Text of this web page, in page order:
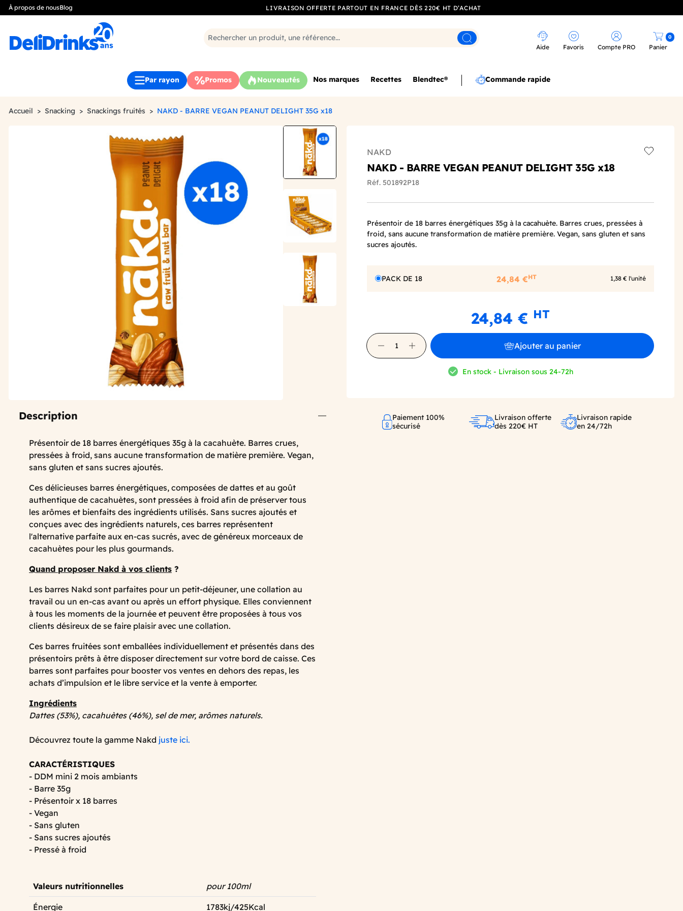
À propos de nousBlog LIVRAISON OFFERTE PARTOUT EN FRANCE DÈS 220€ HT D’ACHAT
Rechercher
Aide Favoris Compte PRO Panier
0
Par rayon Promos Nouveautés Nos marques Recettes Blendtec® Commande rapide
Accueil Snacking Snackings fruités NAKD - BARRE VEGAN PEANUT DELIGHT 35G x18
Description
Présentoir de 18 barres énergétiques 35g à la cacahuète. Barres crues,
pressées à froid, sans aucune transformation de matière première. Vegan,
sans gluten et sans sucres ajoutés.
Ces délicieuses barres énergétiques, composées de dattes et au goût
authentique de cacahuètes, sont pressées à froid afin de préserver tous
les arômes et bienfaits des ingrédients utilisés. Sans sucres ajoutés et
conçues avec des ingrédients naturels, ces barres représentent
l'alternative parfaite aux en-cas sucrés, avec de généreux morceaux de
cacahuètes pour les plus gourmands.
Quand proposer Nakd à vos clients ?
Les barres Nakd sont parfaites pour un petit-déjeuner, une collation au
travail ou un en-cas avant ou après un effort physique. Elles conviennent
à tous les moments de la journée et peuvent être proposées à tous vos
clients désireux de se faire plaisir avec une collation.
Ces barres fruitées sont emballées individuellement et présentés dans des
présentoirs prêts à être disposer directement sur votre bord de caisse. Ces
barres sont parfaites pour booster vos ventes en dehors des repas, les
achats d’impulsion et le libre service et la vente à emporter.
Ingrédients
Dattes (53%), cacahuètes (46%), sel de mer, arômes naturels.
Découvrez toute la gamme Nakd juste ici.
CARACTÉRISTIQUES
- DDM mini 2 mois ambiants
- Barre 35g
- Présentoir x 18 barres
- Vegan
- Sans gluten
- Sans sucres ajoutés
- Pressé à froid
Valeurs nutritionnelles pour 100ml
Énergie 1783kj/425Kcal
NAKD
NAKD - BARRE VEGAN PEANUT DELIGHT 35G x18
Réf. 501892P18
Présentoir de 18 barres énergétiques 35g à la cacahuète. Barres crues, pressées à
froid, sans aucune transformation de matière première. Vegan, sans gluten et sans
sucres ajoutés.
PACK DE 18 24,84 €HT 1,38 € l'unité
24,84 € HT
Ajouter au panier
En stock - Livraison sous 24-72h
Paiement 100%
sécurisé
Livraison offerte
dès 220€ HT
Livraison rapide
en 24/72h